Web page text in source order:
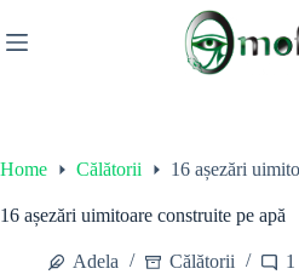
to
content
Home Călătorii 16 așezări
16 așezări uimitoare construite pe apă
Adela Călătorii 1